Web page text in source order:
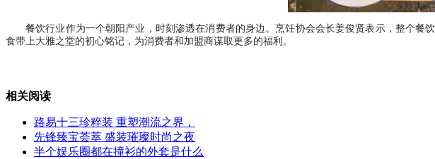
餐饮行业作为一个朝阳产业，时刻渗透在消费者的身边。烹饪协会会长姜俊贤表示，整个
食带上大雅之堂的初心铭记，为消费者和加盟商谋取更多的福利。
相关阅读
路易十三珍粹装 重塑潮流之界，
先锋臻宝荟萃 盛装璀璨时尚之夜
半个娱乐圈都在撞衫的外套是什么